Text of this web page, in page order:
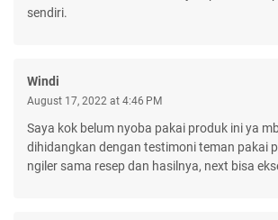
sendiri.
Windi
August 17, 2022 at 4:46 PM
Saya kok belum nyoba pakai produk ini ya
dihidangkan dengan testimoni teman pakai
ngiler sama resep dan hasilnya, next bisa